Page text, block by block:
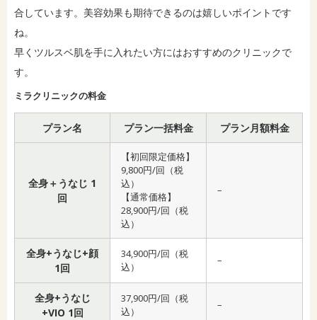
合しています。美容効果も期待できるのは嬉しいポイントです
ね。
早くツルスベ肌を手に入れたい方にはおすすめのクリニックで
す。
ミラクリニックの料金
プラン名 プラン一括料金 プラン月額料金
全身＋うなじ 1
回
【初回限定価格】
9,800円/回（税
込）
【通常価格】
28,900円/回（税
込）
–
全身+うなじ+顔
1回
34,900円/回（税
込）
–
全身+うなじ
+VIO 1回
37,900円/回（税
込）
–